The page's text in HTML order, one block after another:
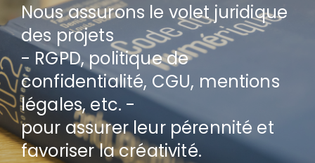
Nous assurons le volet juridique
des projets
- RGPD, politique de
confidentialité, CGU, mentions
légales, etc. -
pour assurer leur pérennité et
favoriser la créativité.